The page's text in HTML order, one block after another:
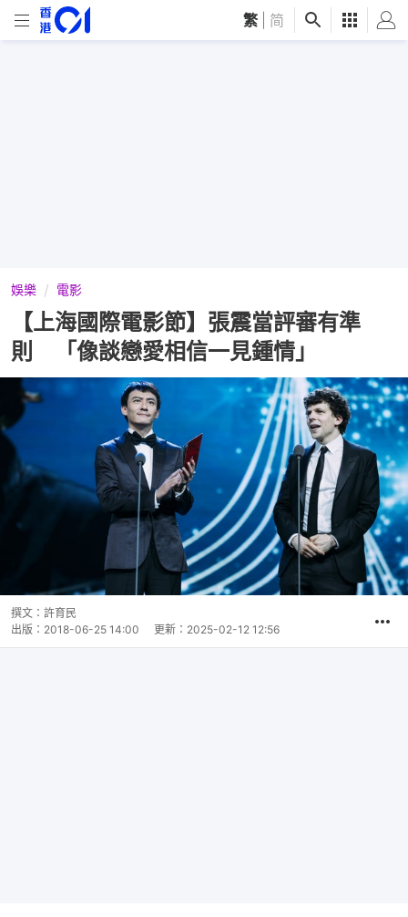
繁 简
娛樂 電影
【上海國際電影節】張震當評審有準
則 「像談戀愛相信一見鍾情」
撰文： 許育民
出版： 2018-06-25 14:00 更新： 2025-02-12 12:56